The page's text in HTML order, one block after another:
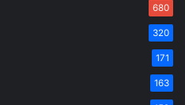
680
320
171
163